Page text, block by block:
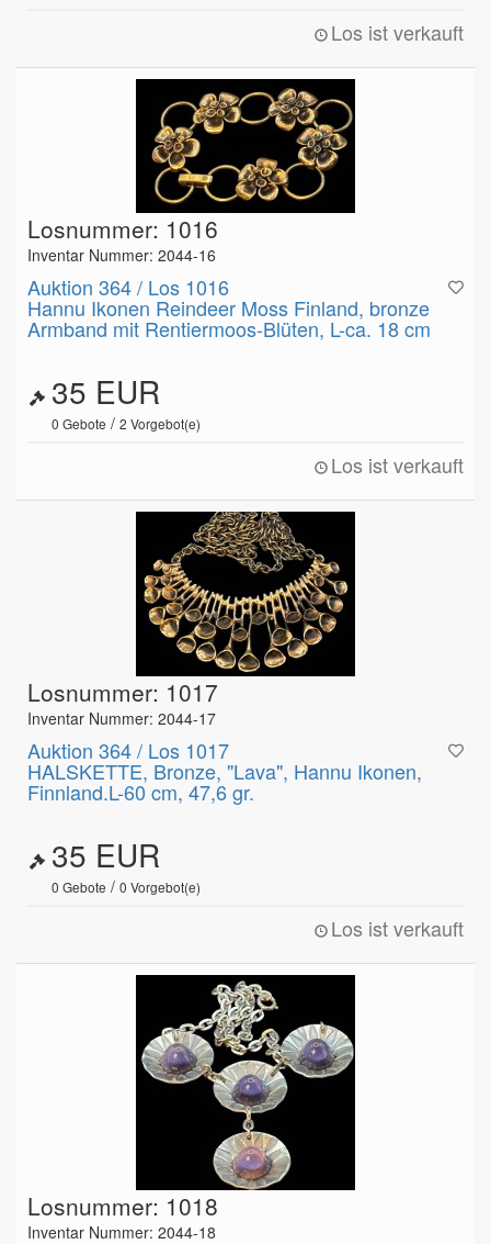
Los ist verkauft
Losnummer: 1016
Inventar Nummer: 2044-16
Auktion 364 / Los 1016
Hannu Ikonen Reindeer Moss Finland, bronze
Armband mit Rentiermoos-Blüten, L-ca. 18 cm
35 EUR
0 Gebote / 2 Vorgebot(e)
Los ist verkauft
Losnummer: 1017
Inventar Nummer: 2044-17
Auktion 364 / Los 1017
HALSKETTE, Bronze, "Lava", Hannu Ikonen,
Finnland.L-60 cm, 47,6 gr.
35 EUR
0 Gebote / 0 Vorgebot(e)
Los ist verkauft
Losnummer: 1018
Inventar Nummer: 2044-18